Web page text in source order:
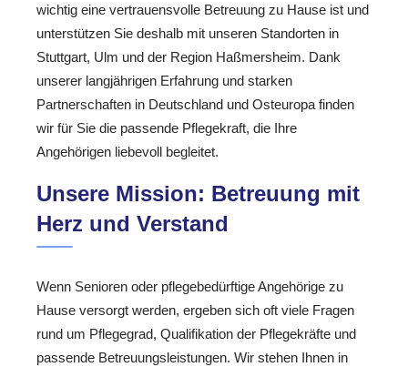
wichtig eine vertrauensvolle Betreuung zu Hause ist und
unterstützen Sie deshalb mit unseren Standorten in
Stuttgart, Ulm und der Region Haßmersheim. Dank
unserer langjährigen Erfahrung und starken
Partnerschaften in Deutschland und Osteuropa finden
wir für Sie die passende Pflegekraft, die Ihre
Angehörigen liebevoll begleitet.
Unsere Mission: Betreuung mit
Herz und Verstand
Wenn Senioren oder pflegebedürftige Angehörige zu
Hause versorgt werden, ergeben sich oft viele Fragen
rund um Pflegegrad, Qualifikation der Pflegekräfte und
passende Betreuungsleistungen. Wir stehen Ihnen in